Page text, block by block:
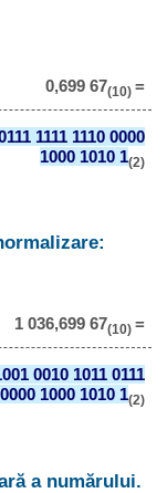
0,699 67(10) =
1111 1110 0000
1000 1010 1(2)
1 036,699 67(10) =
0010 1011 0111
1000 1010 1(2)
a numărului.